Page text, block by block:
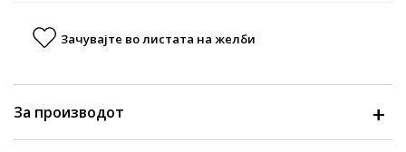
Зачувајте во листата на желби
За производот